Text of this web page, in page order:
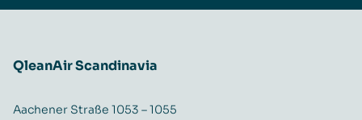
QleanAir Scandinavia
Aachener Straße 1053 – 1055